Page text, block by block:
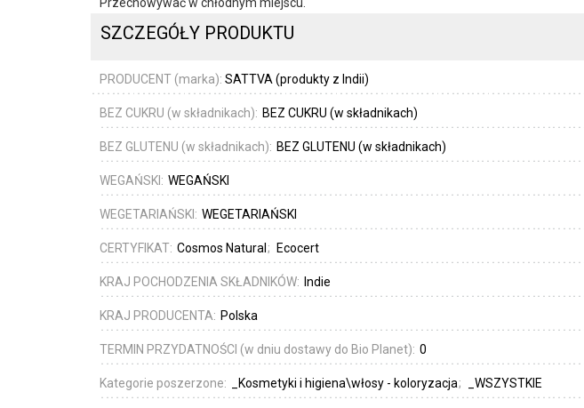
SZCZEGÓŁY PRODUKTU
PRODUCENT (marka): SATTVA (produkty z Indii)
BEZ CUKRU (w składnikach): BEZ CUKRU (w składnikach)
BEZ GLUTENU (w składnikach): BEZ GLUTENU (w składnikach)
WEGAŃSKI: WEGAŃSKI
WEGETARIAŃSKI: WEGETARIAŃSKI
CERTYFIKAT: Cosmos Natural Ecocert
KRAJ POCHODZENIA SKŁADNIKÓW: Indie
KRAJ PRODUCENTA: Polska
TERMIN PRZYDATNOŚCI (w dniu dostawy do Bio Planet): 0
Kategorie poszerzone: _Kosmetyki i higiena\włosy - koloryzacja _WSZYSTKIE